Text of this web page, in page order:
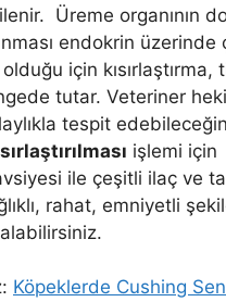
Üreme organının
endokrin üzerinde
için kısırlaştırma,
tutar. Veteriner
tespit
işlemi için
ile çeşitli ilaç ve
rahat, emniyetli
Köpeklerde Cushing